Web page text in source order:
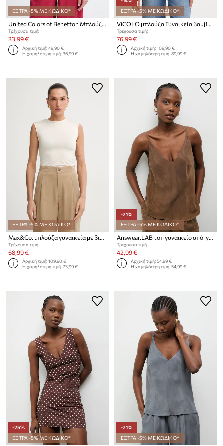
ΕΞΤΡΑ -5% ΜΕ ΚΩΔΙΚΟ*
United Colors of Benetton Μπλούζα γυναικεία βαμβακεία
Τρέχουσα τιμή:
33,99 €
Αρχική τιμή:49,90 €
Η χαμηλότερη τιμή:36,99 €
ΕΞΤΡΑ -5% ΜΕ ΚΩΔΙΚΟ*
ViCOLO μπλούζα Γυναικεία βαμβακερή
Τρέχουσα τιμή:
76,99 €
Αρχική τιμή:109,90 €
Η χαμηλότερη τιμή:89,99 €
ΕΞΤΡΑ -5% ΜΕ ΚΩΔΙΚΟ*
Τρέχουσα τιμή:
68,99 €
Αρχική τιμή:109,90 €
Η χαμηλότερη τιμή:73,99 €
-21%
ΕΞΤΡΑ -5% ΜΕ ΚΩΔΙΚΟ*
Τρέχουσα τιμή:
42,99 €
Αρχική τιμή:54,99 €
Η χαμηλότερη τιμή:54,99 €
-25%
ΕΞΤΡΑ -5% ΜΕ ΚΩΔΙΚΟ*
-21%
ΕΞΤΡΑ -5% ΜΕ ΚΩΔΙΚΟ*